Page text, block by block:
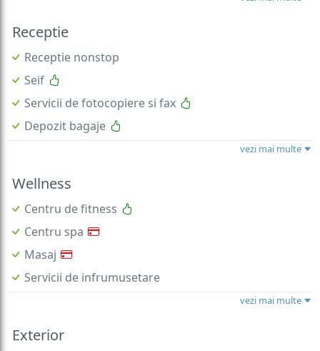
Receptie
Receptie nonstop
Seif
Servicii de fotocopiere si fax
Depozit bagaje
vezi mai multe
Wellness
Centru de fitness
Centru spa
Masaj
Servicii de infrumusetare
vezi mai multe
Exterior